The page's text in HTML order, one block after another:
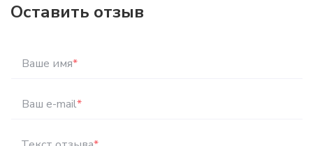
Оставить отзыв
Ваше имя*
Ваш e-mail*